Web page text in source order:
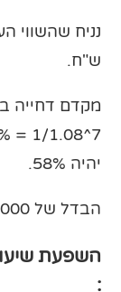
ש"ח.
יהיה 58%.
הבדל של 100,000 ש"ח.
השפעת
: